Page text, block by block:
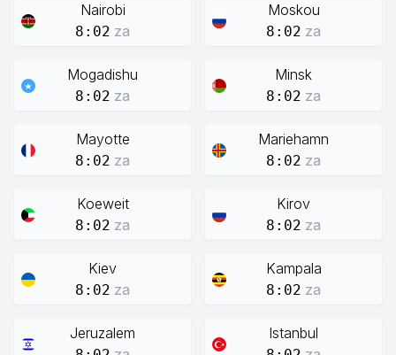
Nairobi
8:02 za
Moskou
8:02 za
Mogadishu
8:02 za
Minsk
8:02 za
Mayotte
8:02 za
Mariehamn
8:02 za
Koeweit
8:02 za
Kirov
8:02 za
Kiev
8:02 za
Kampala
8:02 za
Jeruzalem Istanbul